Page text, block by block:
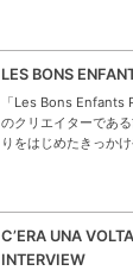
LES BONS
「Les Bons Enfants
のクリエイターであ
りをはじめたきっか
C’ERA UNA
INTERVIEW